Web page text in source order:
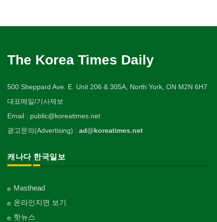
The Korea Times Daily
500 Sheppard Ave. E. Unit 206 & 305A, North York, ON M2N 6H7
대표메일/기사제보
Email : public@koreatimes.net
광고문의(Advertising) : ad@koreatimes.net
캐나다 한국일보
Masthead
온라인지면 보기
핫뉴스